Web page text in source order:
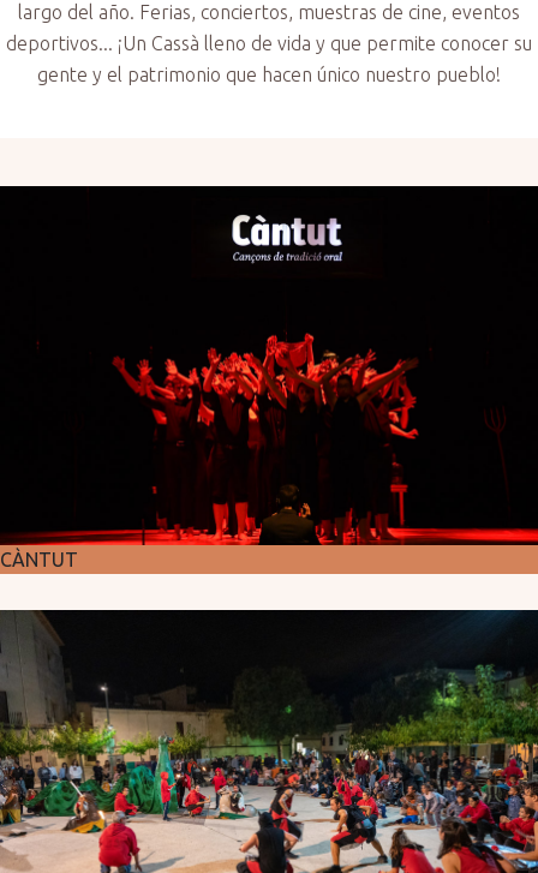
largo del año. Ferias, conciertos, muestras de cine, eventos
deportivos... ¡Un Cassà lleno de vida y que permite conocer su
gente y el patrimonio que hacen único nuestro pueblo!
CÀNTUT